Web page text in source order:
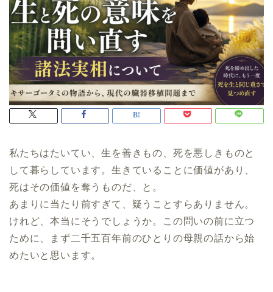
私たちはたいてい、生を善きもの、死を悪しきものと
して暮らしています。生きていることに価値があり、
死はその価値を奪うものだ、と。
あまりに当たり前すぎて、疑うことすらありません。
けれど、本当にそうでしょうか。この問いの前に立つ
ために、まず二千五百年前のひとりの母親の話から始
めたいと思います。